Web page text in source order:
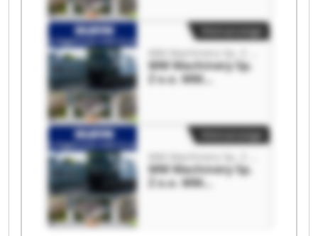
MM Machinery Sp.
Z o.o. MM
Kleinanzeige
MM Machinery Sp.
Z o.o. MM
Kleinanzeige